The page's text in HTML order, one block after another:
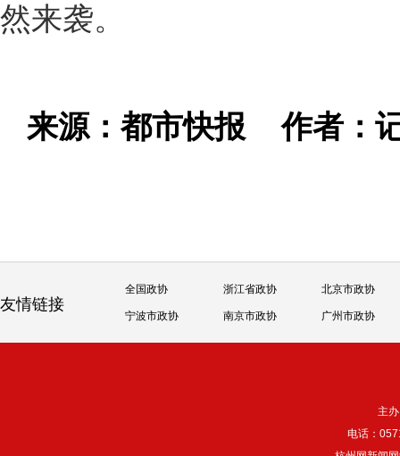
然来袭。
来源：都市快报作者：
友情链接
全国政协 浙江省政协 北京市政协
宁波市政协 南京市政协 广州市政协
主
电话：